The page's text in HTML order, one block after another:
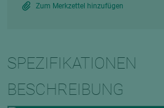
Zum Merkzettel hinzufügen
SPEZIFIKATIONEN
BESCHREIBUNG